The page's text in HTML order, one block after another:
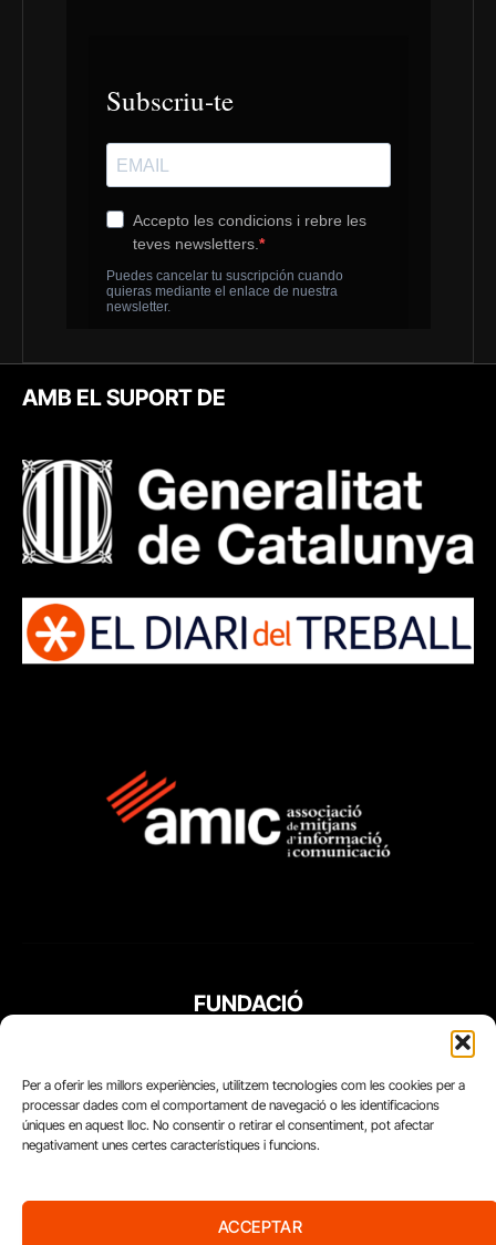
Per a oferir les millors experiències, utilitzem tecnologies com les cookies per a
processar dades com el comportament de navegació o les identificacions
úniques en aquest lloc. No consentir o retirar el consentiment, pot afectar
negativament unes certes característiques i funcions.
ACCEPTAR
AMB EL SUPORT DE
FUNDACIÓ